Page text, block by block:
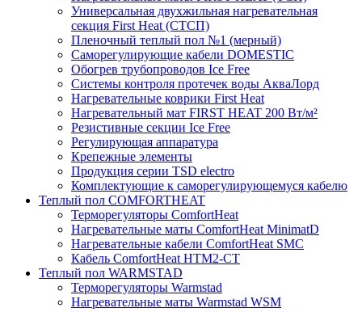
Универсальная двухжильная нагревательная
секция First Heat (СТСП)
Пленочный теплый пол №1 (мерный)
Саморегулирующие кабели DOMESTIC
Обогрев трубопроводов Ice Free
Системы контроля протечек воды АкваЛорд
Нагревательные коврики First Heat
Нагревательный мат FIRST HEAT 200 Вт/м²
Резистивные секции Ice Free
Регулирующая аппаратура
Крепежные элементы
Продукция серии TSD electro
Комплектующие к саморегулирующемуся кабелю
Теплый пол COMFORTHEAT
Терморегуляторы ComfortHeat
Нагревательные маты ComfortHeat MinimatD
Нагревательные кабели ComfortHeat SMC
Кабель ComfortHeat HTM2-CT
Теплый пол WARMSTAD
Терморегуляторы Warmstad
Нагревательные маты Warmstad WSM